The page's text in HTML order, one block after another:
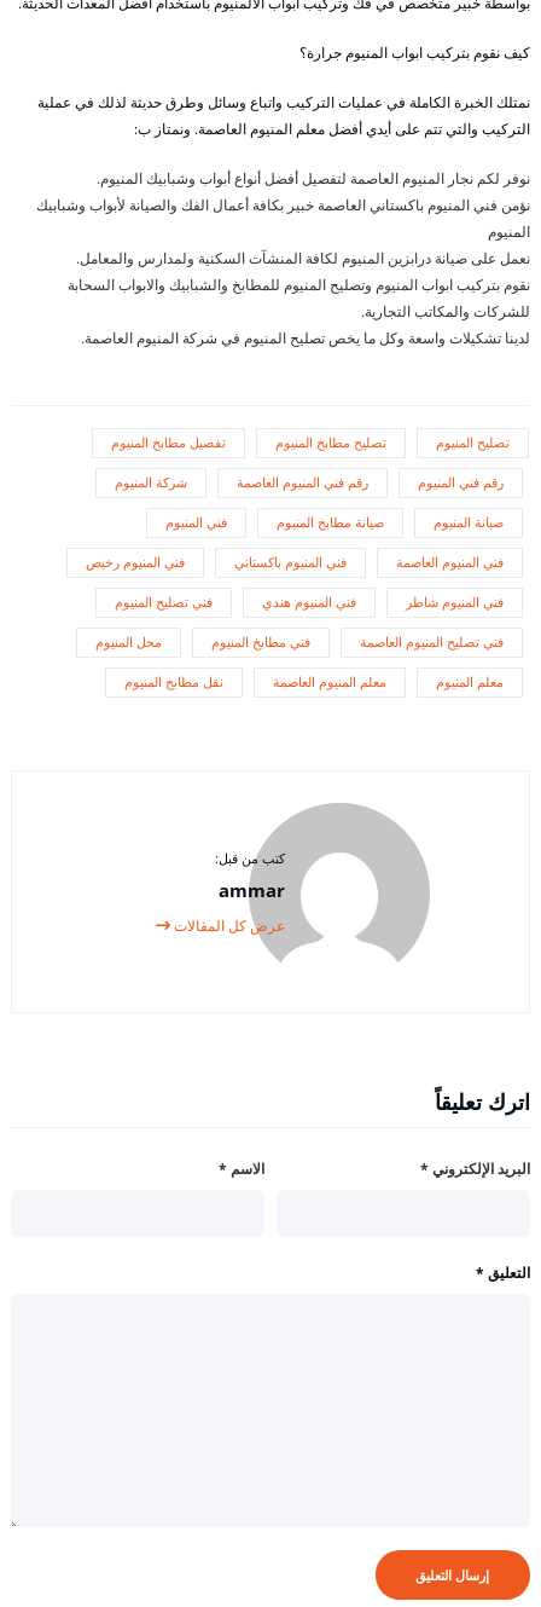
كيف نقوم بتركيب ابواب المنيوم جرارة؟
نمتلك الخبرة الكاملة في عمليات التركيب واتباع وسائل وطرق حديثة لذلك في عملية
التركيب والتي تتم على أيدي أفضل معلم المنيوم العاصمة. ونمتاز ب:
نوفر لكم نجار المنيوم العاصمة لتفصيل أفضل أنواع أبواب وشبابيك المنيوم.
نؤمن فني المنيوم باكستاني العاصمة خبير بكافة أعمال الفك والصيانة لأبواب وشبابيك
المنيوم
نعمل على صيانة درابزين المنيوم لكافة المنشآت السكنية ولمدارس والمعامل.
نقوم بتركيب ابواب المنيوم وتصليح المنيوم للمطابخ والشبابيك والابواب السحابة
للشركات والمكاتب التجارية.
لدينا تشكيلات واسعة وكل ما يخص تصليح المنيوم في شركة المنيوم العاصمة.
تصليح المنيوم تصليح مطابخ المنيوم تفصيل مطابخ المنيوم
رقم فني المنيوم رقم فني المنيوم العاصمة شركة المنيوم
صيانة المنيوم صيانة مطابخ المنيوم فني المنيوم
فني المنيوم العاصمة فني المنيوم باكستاني فني المنيوم رخيص
فني المنيوم شاطر فني المنيوم هندي فني تصليح المنيوم
فني تصليح المنيوم العاصمة فني مطابخ المنيوم محل المنيوم
معلم المنيوم معلم المنيوم العاصمة نقل مطابخ المنيوم
كتب من قبل:
ammar
عرض كل المقالات
اترك تعليقاً
الاسم * البريد الإلكتروني *
التعليق *